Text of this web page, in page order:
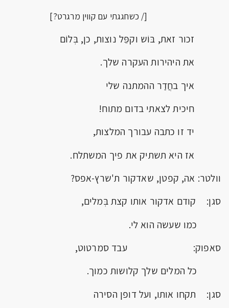
[/ כשחגגתי עם קווין מרגרט?]
זכור זאת, בּוֹש וקפֵּל נוצות, כן, בְּלוֹם
את היהירות העקרה שלך.
איך בחֲדַר ההמתנה שלי
חיכית לצאתי בדום מתוח!
יד זו כתבה עבורך המלצות,
אז היא תשתיק את פיך המשתלח.
וולטר: אה, קפטן, שאדקור ת'שרץ-אפס?
סגן: קודם אדקור אותו קצת בְּמלים,
כמו שעשה הוא לי.
סאפוק: עבד סמרטוט,
כל המלים שלך קלושות כמוך.
סגן: תקחו אותו, ועל דופן הסירה